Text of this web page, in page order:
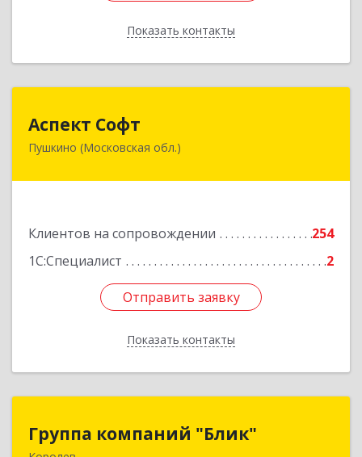
Показать контакты
Назад
Аспект Софт
Пушкино (Московская обл.)
Клиентов на сопровождении
254
1С:Специалист
2
Отправить заявку
Показать контакты
141205, Московская обл, Пушкинский р-н,
Отправить заявку
Назад
Группа компаний "Блик"
Группа компаний "Блик"